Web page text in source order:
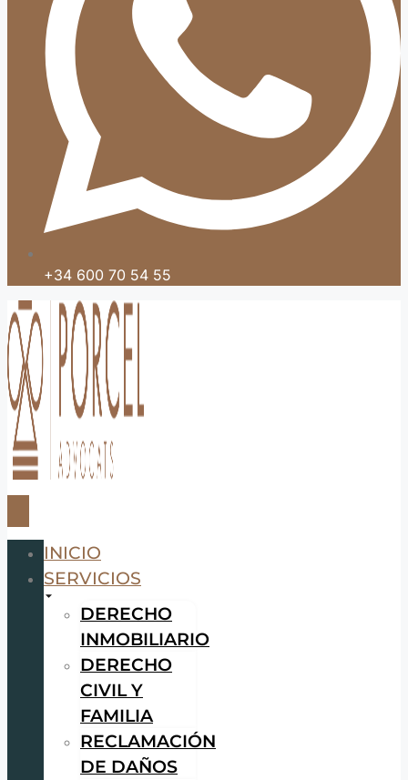
+34 600 70 54 55
INICIO
SERVICIOS
DERECHO
INMOBILIARIO
DERECHO
CIVIL Y
FAMILIA
RECLAMACIÓN
DE DAÑOS